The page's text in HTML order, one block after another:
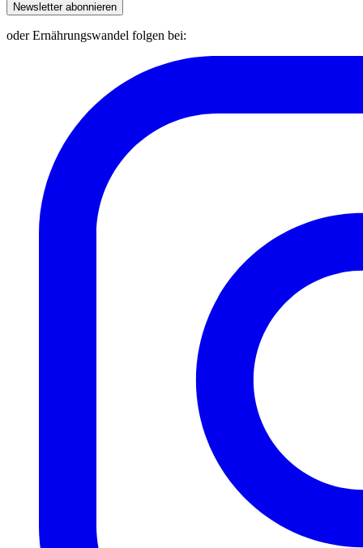
Newsletter abonnieren
oder Ernährungswandel folgen bei: